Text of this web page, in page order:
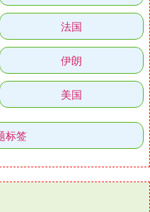
法国
伊朗
美国
标签